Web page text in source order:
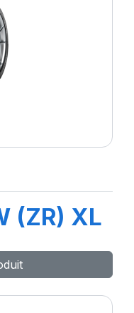
(ZR) XL